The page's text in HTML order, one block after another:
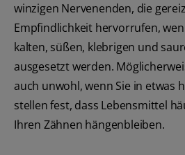
winzigen Nervenenden, die
Empfindlichkeit hervorrufen,
kalten, süßen, klebrigen und
ausgesetzt werden.
auch unwohl, wenn Sie in etwas
stellen fest, dass Lebensmittel
Ihren Zähnen hängenbleiben.